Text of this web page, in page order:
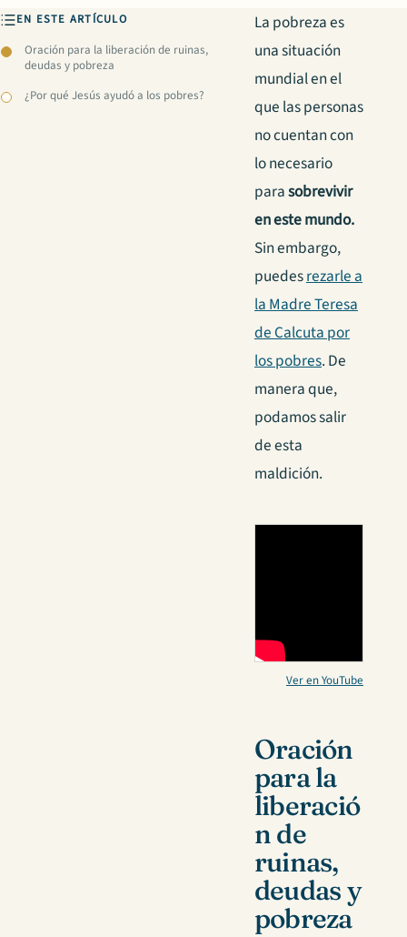
EN ESTE ARTÍCULO
Oración para la liberación de ruinas,
deudas y pobreza
¿Por qué Jesús ayudó a los pobres?
La pobreza es
una situación
mundial en el
que las personas
no cuentan con
lo necesario
parasobrevivir
en este mundo.
Sin embargo,
puedesrezarle a
la Madre Teresa
de Calcuta por
los pobres. De
manera que,
podamos salir
de esta
maldición.
Ver en YouTube
Oración
para la
liberació
n de
ruinas,
deudas y
pobreza